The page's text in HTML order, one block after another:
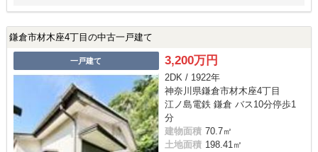
鎌倉市材木座4丁目の中古一戸建て
一戸建て 3,200万円
2DK / 1922年
神奈川県鎌倉市材木座4丁目
江ノ島電鉄 鎌倉 バス10分停歩1
分
建物面積 70.7㎡
土地面積 198.41㎡